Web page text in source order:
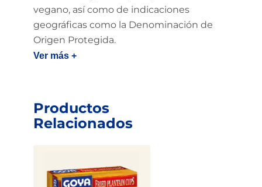
vegano, así como de indicaciones
geográficas como la Denominación de
Origen Protegida.
Ver más +
Productos
Relacionados